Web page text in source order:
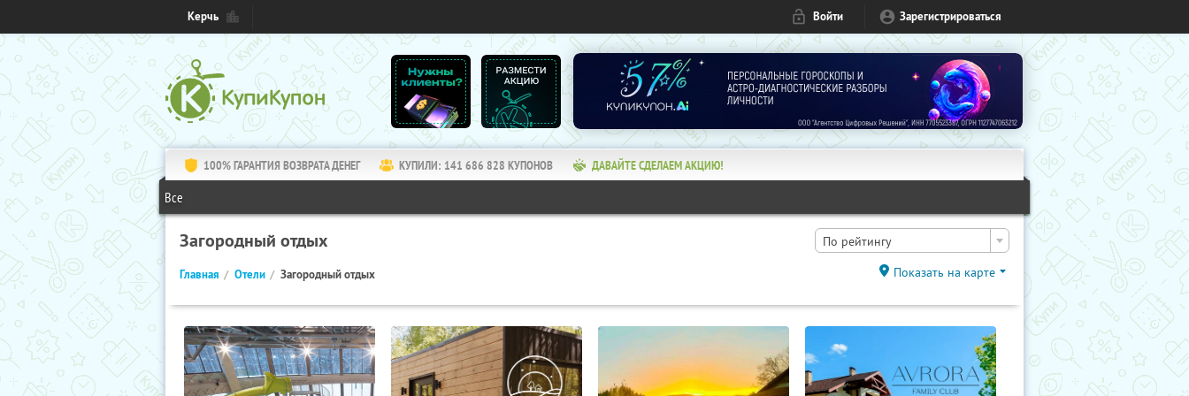
Керчь Войти Зарегистрироваться
100% ГАРАНТИЯ ВОЗВРАТА ДЕНЕГ КУПИЛИ: 141 686 828 КУПОНОВ ДАВАЙТЕ СДЕЛАЕМ АКЦИЮ!
Все
Загородный отдых По рейтингу
Главная Отели Загородный отдых Показать на карте